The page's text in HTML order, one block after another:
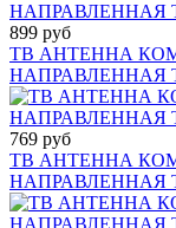
899 руб
ТВ АНТЕННА
НАПРАВЛЕННАЯ
769 руб
ТВ АНТЕННА
НАПРАВЛЕННАЯ